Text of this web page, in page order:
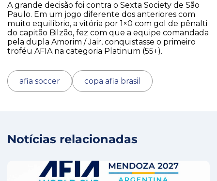
A grande decisão foi contra o Sexta Society de São
Paulo. Em um jogo diferente dos anteriores com
muito equilíbrio, a vitória por 1×0 com gol de pênalti
do capitão Bilzão, fez com que a equipe comandada
pela dupla Amorim / Jair, conquistasse o primeiro
troféu AFIA na categoria Platinum (55+).
afia soccer copa afia brasil
Notícias relacionadas